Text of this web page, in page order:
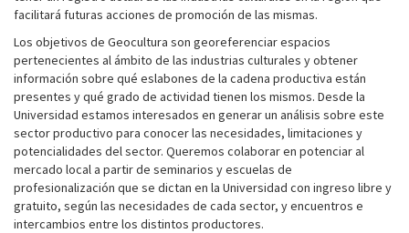
facilitará futuras acciones de promoción de las mismas.
Los objetivos de Geocultura son georeferenciar espacios
pertenecientes al ámbito de las industrias culturales y obtener
información sobre qué eslabones de la cadena productiva están
presentes y qué grado de actividad tienen los mismos. Desde la
Universidad estamos interesados en generar un análisis sobre este
sector productivo para conocer las necesidades, limitaciones y
potencialidades del sector. Queremos colaborar en potenciar al
mercado local a partir de seminarios y escuelas de
profesionalización que se dictan en la Universidad con ingreso libre y
gratuito, según las necesidades de cada sector, y encuentros e
intercambios entre los distintos productores.